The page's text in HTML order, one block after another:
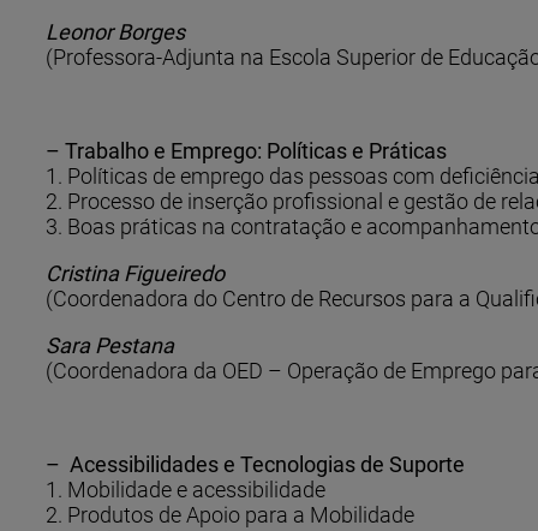
Leonor Borges
(Professora-Adjunta na Escola Superior de
– Trabalho e Emprego: Políticas e Práticas
1. Políticas de emprego das pessoas com
2. Processo de inserção profissional e gestão de
3. Boas práticas na contratação e
Cristina Figueiredo
(Coordenadora do Centro de Recursos para a
Sara Pestana
(Coordenadora da OED – Operação de Emprego
– Acessibilidades e Tecnologias de Suporte
1. Mobilidade e acessibilidade
2. Produtos de Apoio para a Mobilidade